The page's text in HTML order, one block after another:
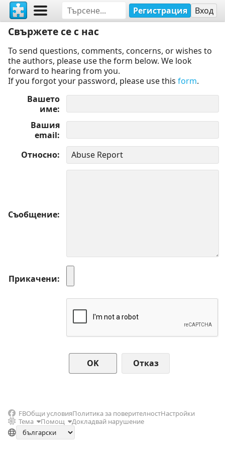
Регистрация Вход
Свържете се с нас
To send questions, comments, concerns, or wishes to
the authors, please use the form below. We look
forward to hearing from you.
If you forgot your password, please use this form.
Вашето
име
Вашия
email
Относно
Съобщение
Прикачени
Отказ
FBОбщи условияПолитика за поверителностНастройки
Тема
Помощ Докладвай нарушение